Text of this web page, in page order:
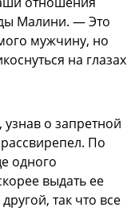
Малини. — Это
мужчину, но
на глазах
о запретной
По
одного
выдать ее
так что все